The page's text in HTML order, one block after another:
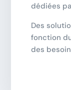
dédiées
Des
fonction
des